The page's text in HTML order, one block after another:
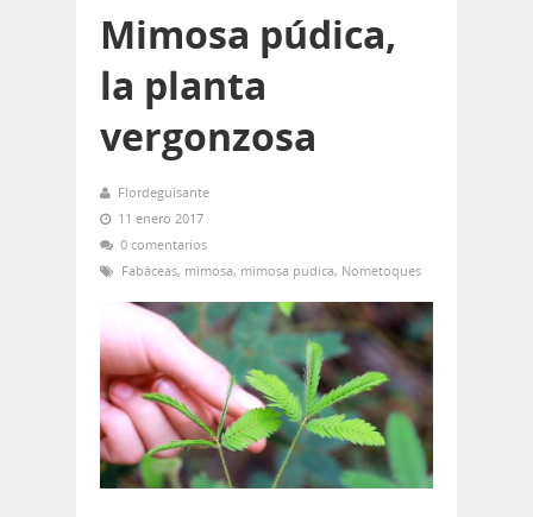
Mimosa púdica,
la planta
vergonzosa
Flordeguisante
11 enero 2017
0 comentarios
Fabáceas, mimosa, mimosa pudica, Nometoques